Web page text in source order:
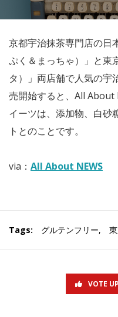
京都宇治抹茶専門店の日
ぷく＆まっちゃ）」と
タ）」両店舗で人気の宇
売開始すると、All About
イーツは、添加物、白砂
トとのことです。
via： All About NEWS
Tags: グルテンフリー,
VOTE UP